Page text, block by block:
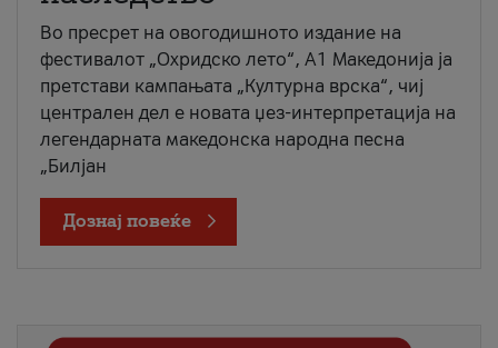
Во пресрет на овогодишното издание на
фестивалот „Охридско лето“, А1 Македонија ја
претстави кампањата „Културна врска“, чиј
централен дел е новата џез-интерпретација на
легендарната македонска народна песна
„Билјан
Дознај повеќе